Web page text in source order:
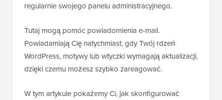
regularnie swojego panelu administracyjnego.
Tutaj mogą pomóc powiadomienia e-mail.
Powiadamiają Cię natychmiast, gdy Twój rdzeń
WordPress, motywy lub wtyczki wymagają aktualizacji,
dzięki czemu możesz szybko zareagować.
W tym artykule pokażemy Ci, jak skonfigurować